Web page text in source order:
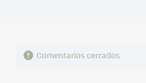
Comentarios cerrados